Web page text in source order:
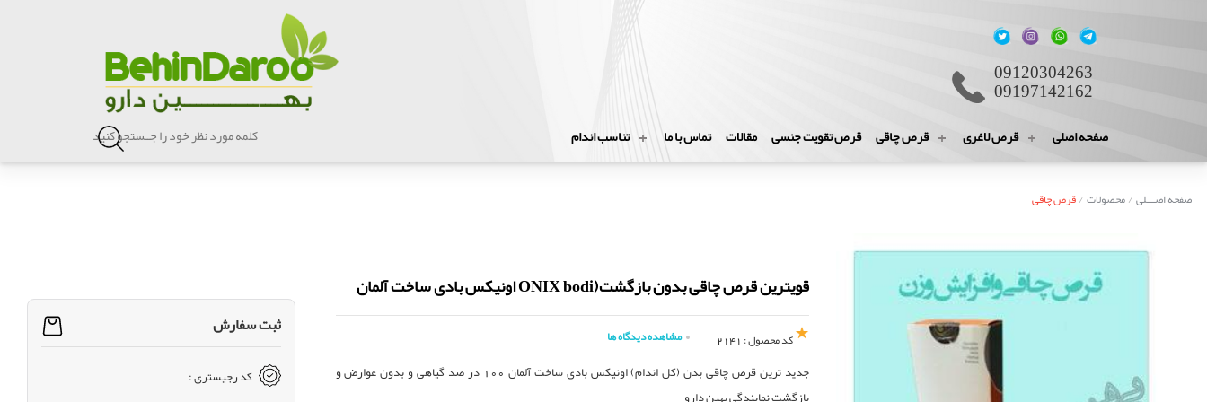
09120304263
09197142162
صفحه اصلی قرص لاغری قرص چاقی قرص تقویت جنسی مقالات تماس با ما تناسب اندام
صفحه اصـــلی /محصولات /قرص چاقی
قویترین قرص چاقی بدون بازگشت(ONIX bodi اونیکس بادی ساخت آلمان
کد محصول : 2141 مشاهده دیدگاه ها
جدید ترین قرص چاقی بدن (کل اندام) اونیکس بادی ساخت آلمان 100 در صد گیاهی و بدون عوارض و
ثبت سفارش
کد رجیستری :